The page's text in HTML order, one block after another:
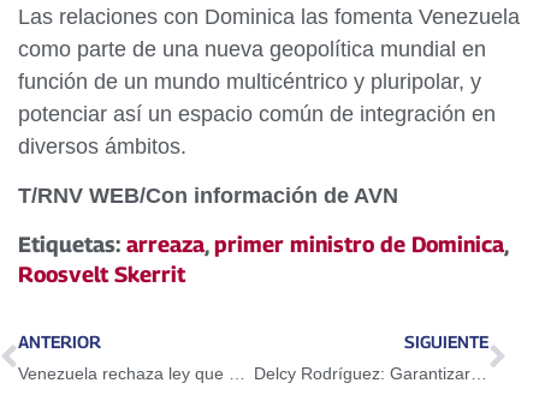
Las relaciones con Dominica las fomenta Venezuela
como parte de una nueva geopolítica mundial en
función de un mundo multicéntrico y pluripolar, y
potenciar así un espacio común de integración en
diversos ámbitos.
T/RNV WEB/Con información de AVN
Etiquetas: arreaza,primer ministro de Dominica,
Roosvelt Skerrit
ANTERIOR
Venezuela rechaza ley que condiciona financiamiento internacional al gobierno de Nicaragua
SIGUIENTE
Delcy Rodríguez: Garantizaremos nuestro futuro irrenunciable de paz